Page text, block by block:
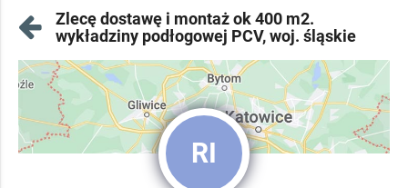
Zlecę dostawę i montaż ok 400 m2.
wykładziny podłogowej PCV, woj. śląskie
RI